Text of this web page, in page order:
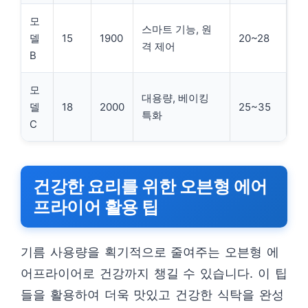
모
델
B
15 1900
스마트 기능, 원
격 제어
20~28
모
델
C
18 2000
대용량, 베이킹
특화
25~35
건강한 요리를 위한 오븐형 에어
프라이어 활용 팁
기름 사용량을 획기적으로 줄여주는 오븐형 에
어프라이어로 건강까지 챙길 수 있습니다. 이 팁
들을 활용하여 더욱 맛있고 건강한 식탁을 완성